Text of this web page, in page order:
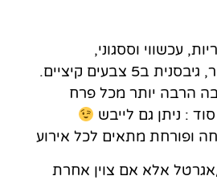
עכשווי וססגוני,
ב5 צבעים קיציים.
הרבה יותר מכל פרח
: ניתן גם לייבש
ופורחת מתאים לכל אירוע
אגרטל אלא אם צוין אחרת